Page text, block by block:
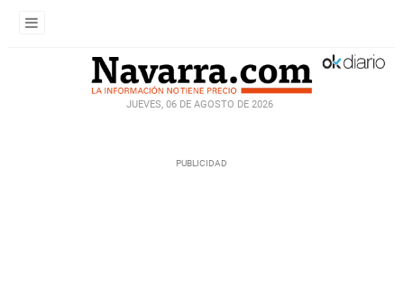
JUEVES, 06 DE AGOSTO DE 2026